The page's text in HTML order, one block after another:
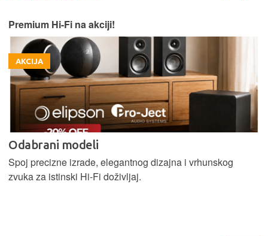
Premium Hi-Fi na akciji!
AKCIJA
Odabrani modeli
Spoj precizne izrade, elegantnog dizajna i vrhunskog
zvuka za istinski Hi-Fi doživljaj.